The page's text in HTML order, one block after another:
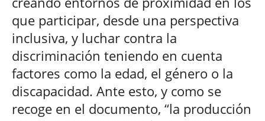
que participar, desde una perspectiva
inclusiva, y luchar contra la
discriminación teniendo en cuenta
factores como la edad, el género o la
discapacidad. Ante esto, y como se
recoge en el documento, “la producción